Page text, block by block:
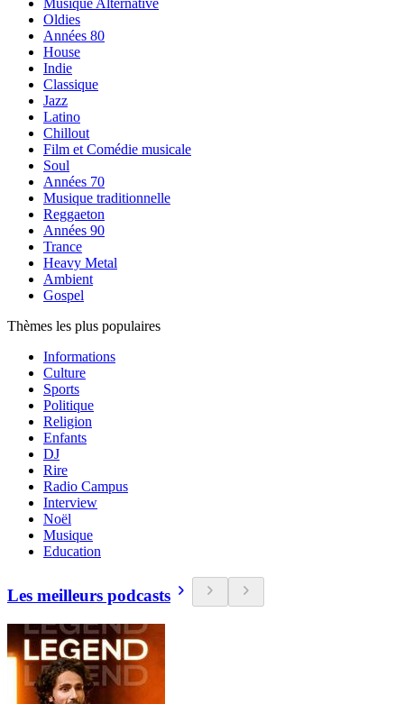
Musique Alternative
Oldies
Années 80
House
Indie
Classique
Jazz
Latino
Chillout
Film et Comédie musicale
Soul
Années 70
Musique traditionnelle
Reggaeton
Années 90
Trance
Heavy Metal
Ambient
Gospel
Thèmes les plus populaires
Informations
Culture
Sports
Politique
Religion
Enfants
DJ
Rire
Radio Campus
Interview
Noël
Musique
Education
Les meilleurs podcasts